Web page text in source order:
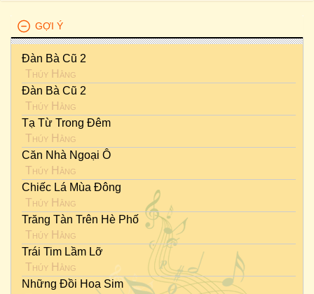
GỢI Ý
Đàn Bà Cũ 2
Thúy Hằng
Đàn Bà Cũ 2
Thúy Hằng
Tạ Từ Trong Đêm
Thúy Hằng
Căn Nhà Ngoại Ô
Thúy Hằng
Chiếc Lá Mùa Đông
Thúy Hằng
Trăng Tàn Trên Hè Phố
Thúy Hằng
Trái Tim Lầm Lỡ
Thúy Hằng
Những Đồi Hoa Sim